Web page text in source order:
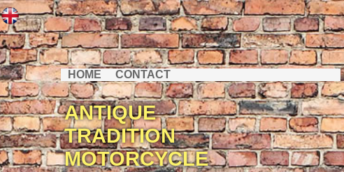
HOME CONTACT
ANTIQUE
TRADITION
MOTORCYCLE